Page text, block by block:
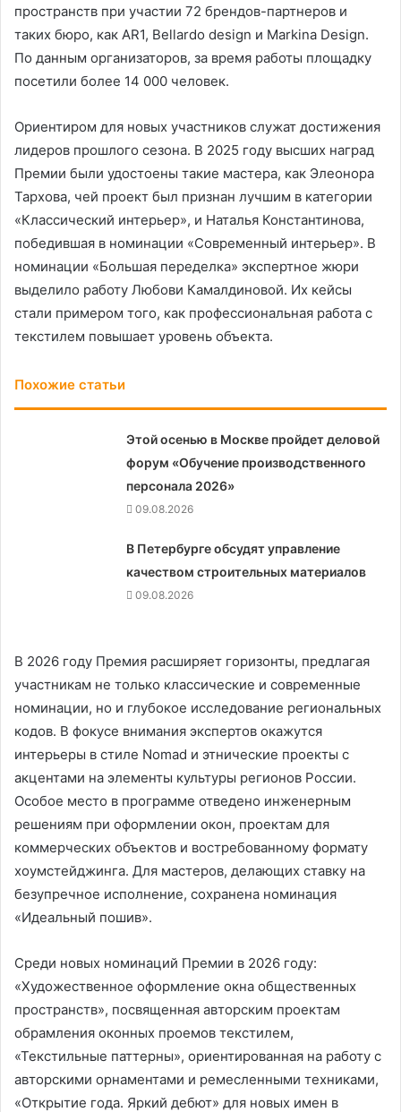
пространств при участии 72 брендов-партнеров и
таких бюро, как AR1, Bellardo design и Markina Design.
По данным организаторов, за время работы площадку
посетили более 14 000 человек.
Ориентиром для новых участников служат достижения
лидеров прошлого сезона. В 2025 году высших наград
Премии были удостоены такие мастера, как Элеонора
Тархова, чей проект был признан лучшим в категории
«Классический интерьер», и Наталья Константинова,
победившая в номинации «Современный интерьер». В
номинации «Большая переделка» экспертное жюри
выделило работу Любови Камалдиновой. Их кейсы
стали примером того, как профессиональная работа с
текстилем повышает уровень объекта.
Похожие статьи
Этой осенью в Москве пройдет деловой
форум «Обучение производственного
персонала 2026»
09.08.2026
В Петербурге обсудят управление
качеством строительных материалов
09.08.2026
В 2026 году Премия расширяет горизонты, предлагая
участникам не только классические и современные
номинации, но и глубокое исследование региональных
кодов. В фокусе внимания экспертов окажутся
интерьеры в стиле Nomad и этнические проекты с
акцентами на элементы культуры регионов России.
Особое место в программе отведено инженерным
решениям при оформлении окон, проектам для
коммерческих объектов и востребованному формату
хоумстейджинга. Для мастеров, делающих ставку на
безупречное исполнение, сохранена номинация
«Идеальный пошив».
Среди новых номинаций Премии в 2026 году:
«Художественное оформление окна общественных
пространств», посвященная авторским проектам
обрамления оконных проемов текстилем,
«Текстильные паттерны», ориентированная на работу с
авторскими орнаментами и ремесленными техниками,
«Открытие года. Яркий дебют» для новых имен в